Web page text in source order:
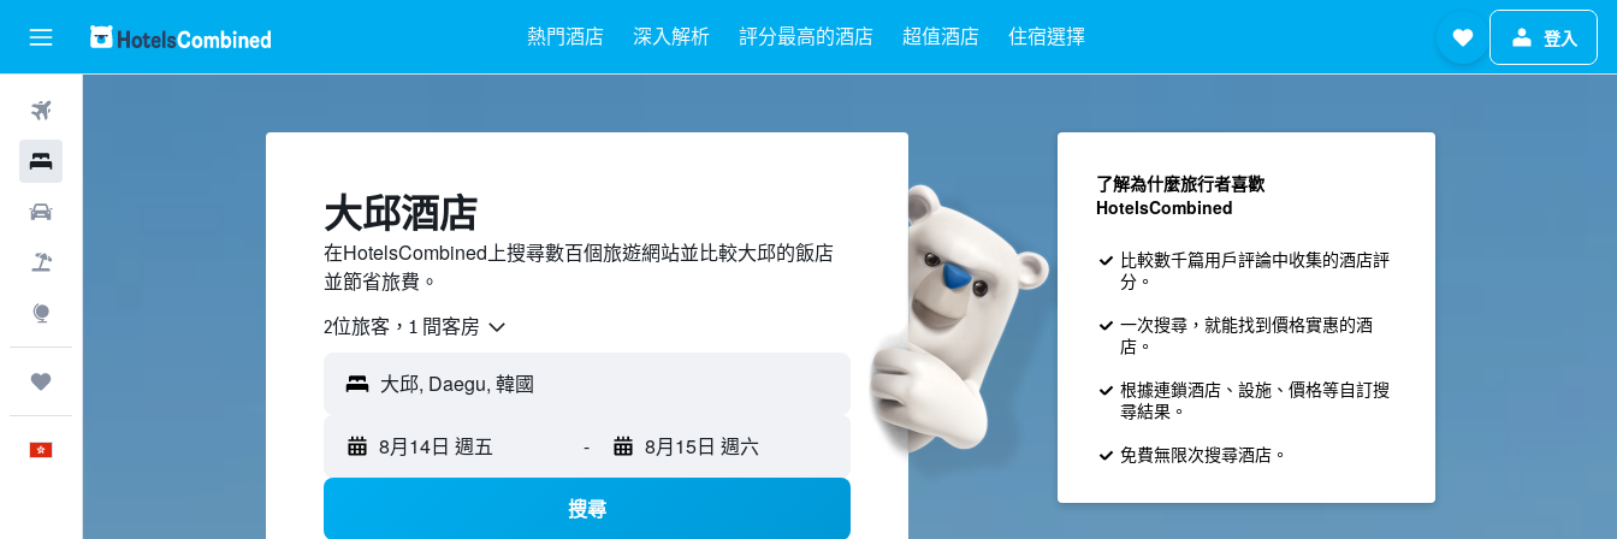
熱門酒店 深入解析 評分最高的酒店 超值酒店 住宿選擇 登入
大邱酒店
在HotelsCombined上搜尋數百個旅遊網站並比較大邱的飯店
並節省旅費。
2位旅客，1 間客房
大邱, Daegu, 韓國
8月14日 週五 - 8月15日 週六
搜尋
了解為什麼旅行者喜歡
HotelsCombined
比較數千篇用戶評論中收集的酒店評
分。
一次搜尋，就能找到價格實惠的酒
店。
根據連鎖酒店、設施、價格等自訂搜
尋結果。
免費無限次搜尋酒店。